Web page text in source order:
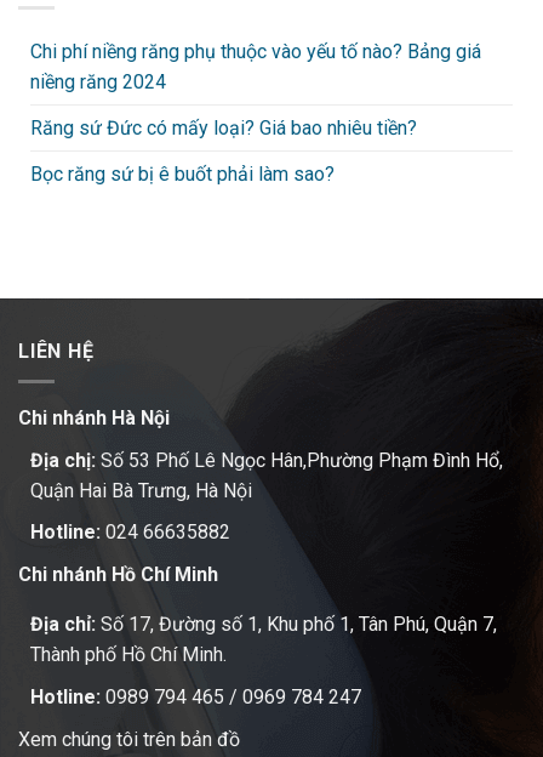
Chi phí niềng răng phụ thuộc vào yếu tố nào? Bảng giá
niềng răng 2024
Răng sứ Đức có mấy loại? Giá bao nhiêu tiền?
Bọc răng sứ bị ê buốt phải làm sao?
LIÊN HỆ
Chi nhánh Hà Nội
Địa chị: Số 53 Phố Lê Ngọc Hân,Phường Phạm Đình Hổ,
Quận Hai Bà Trưng, Hà Nội
Hotline: 024 66635882
Chi nhánh Hồ Chí Minh
Địa chỉ: Số 17, Đường số 1, Khu phố 1, Tân Phú, Quận 7,
Thành phố Hồ Chí Minh.
Hotline: 0989 794 465 / 0969 784 247
Xem chúng tôi trên bản đồ